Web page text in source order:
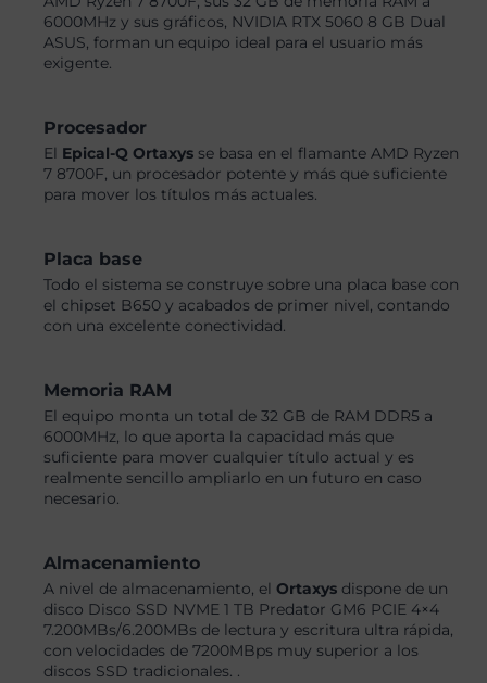
6000MHz y sus gráficos, NVIDIA RTX 5060 8 GB Dual
ASUS, forman un equipo ideal para el usuario más
exigente.
Procesador
El Epical-Q Ortaxys se basa en el flamante AMD Ryzen
7 8700F, un procesador potente y más que suficiente
para mover los títulos más actuales.
Placa base
Todo el sistema se construye sobre una placa base con
el chipset B650 y acabados de primer nivel, contando
con una excelente conectividad.
Memoria RAM
El equipo monta un total de 32 GB de RAM DDR5 a
6000MHz, lo que aporta la capacidad más que
suficiente para mover cualquier título actual y es
realmente sencillo ampliarlo en un futuro en caso
necesario.
Almacenamiento
A nivel de almacenamiento, elOrtaxys dispone de un
disco Disco SSD NVME 1 TB Predator GM6 PCIE 4×4
7.200MBs/6.200MBs de lectura y escritura ultra rápida,
con velocidades de 7200MBps muy superior a los
discos SSD tradicionales. .